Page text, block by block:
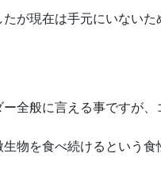
が現在は手元にいないた
全般に言える事ですが、
物を食べ続けるという